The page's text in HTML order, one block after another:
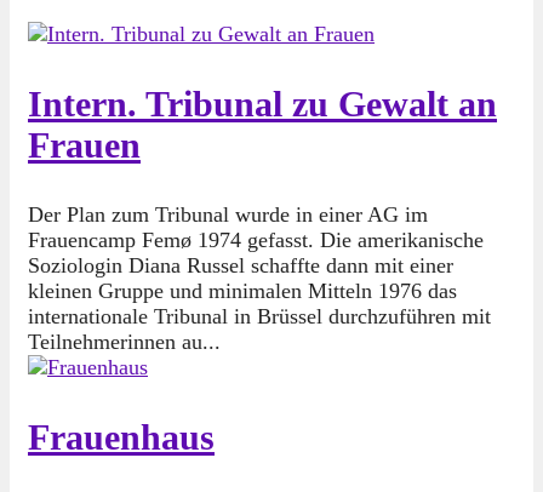
Intern. Tribunal zu Gewalt an
Frauen
Der Plan zum Tribunal wurde in einer AG im
Frauencamp Femø 1974 gefasst. Die amerikanische
Soziologin Diana Russel schaffte dann mit einer
kleinen Gruppe und minimalen Mitteln 1976 das
internationale Tribunal in Brüssel durchzuführen mit
Teilnehmerinnen au...
Frauenhaus